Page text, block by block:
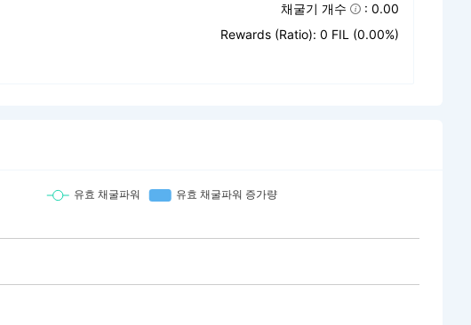
채굴기 개수
: 0.00
Rewards (Ratio): 0 FIL (0.00%)